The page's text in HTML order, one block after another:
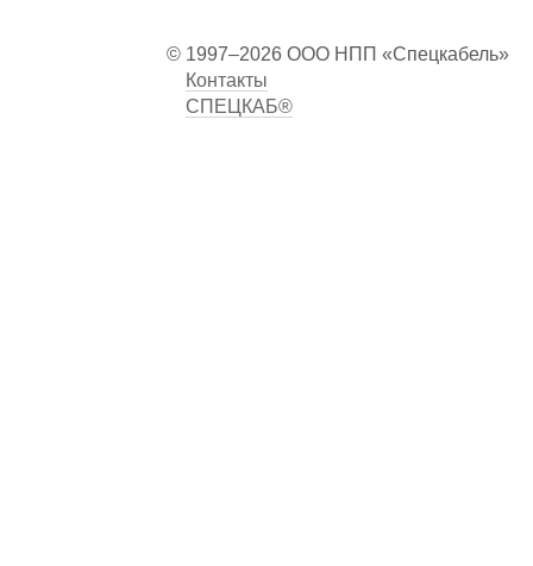
© 1997–2026 ООО НПП «Спецкабель»
Контакты
СПЕЦКАБ®